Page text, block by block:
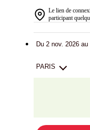
Le lien de
participant
Du 2 nov. 2026
PARIS